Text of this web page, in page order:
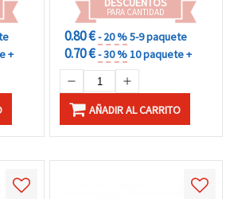
+
PARA CANTIDAD
0.80 €- 20 %5-9 paquete
0.70 €- 30 %10 paquete +
AÑADIR AL CARRITO